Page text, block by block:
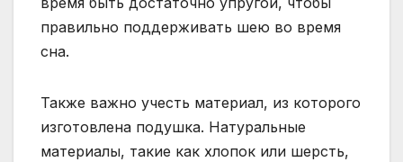
правильно поддерживать шею во время
сна.
Также важно учесть материал, из которого
изготовлена подушка. Натуральные
материалы, такие как хлопок или шерсть,